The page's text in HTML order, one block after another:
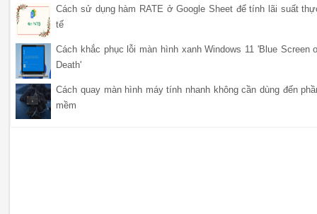
Cách sử dụng hàm RATE ở Google Sheet để tính lãi suất
tế
Cách khắc phục lỗi màn hình xanh Windows 11 'Blue Screen
Death'
Cách quay màn hình máy tính nhanh không cần dùng đến
mềm